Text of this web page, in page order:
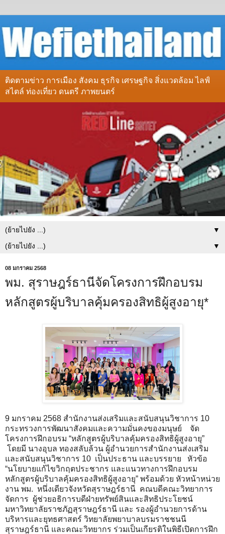
ติดตามข่าว การเมือง สังคม ธุรกิจ เศรษฐกิจ สิ่งแวดล้อม ไลฟ์
สไตล์ ท่องเที่ยว ดนตรี ภาพยนตร์
▼
▼
08 มกราคม 2568
พม. สุราษฎร์ธานีจัดโครงการฝึกอบรม
หลักสูตรผู้บริบาลคุ้มครองสิทธิผู้สูงอายุ*
9 มกราคม 2568 สำนักงานส่งเสริมและสนับสนุนวิชาการ 10
กระทรวงการพัฒนาสังคมและความมั่นคงของมนุษย์ จัด
โครงการฝึกอบรม “หลักสูตรผู้บริบาลคุ้มครองสิทธิผู้สูงอายุ”
โดยมี นางอุบล ทองสลับล้วน ผู้อำนวยการสำนักงานส่งเสริม
และสนับสนุนวิชาการ 10 เป็นประธาน และบรรยาย หัวข้อ
“นโยบายแก้ไขวิกฤตประชากร และแนวทางการฝึกอบรม
หลักสูตรผู้บริบาลคุ้มครองสิทธิผู้สูงอายุ” พร้อมด้วย หัวหน้าหน่วย
งาน พม. หนึ่งเดียวจังหวัดสุราษฎร์ธานี คณบดีคณะวิทยาการ
จัดการ ผู้ช่วยอธิการบดีฝ่ายทรัพย์สินและสิทธิประโยชน์
มหาวิทยาลัยราชภัฏสุราษฎร์ธานี และ รองผู้อำนวยการด้าน
บริหารและยุทธศาสตร์ วิทยาลัยพยาบาลบรมราชชนนี
สุราษฎร์ธานี และคณะวิทยากร ร่วมเป็นเกียรติในพิธีเปิดการฝึก